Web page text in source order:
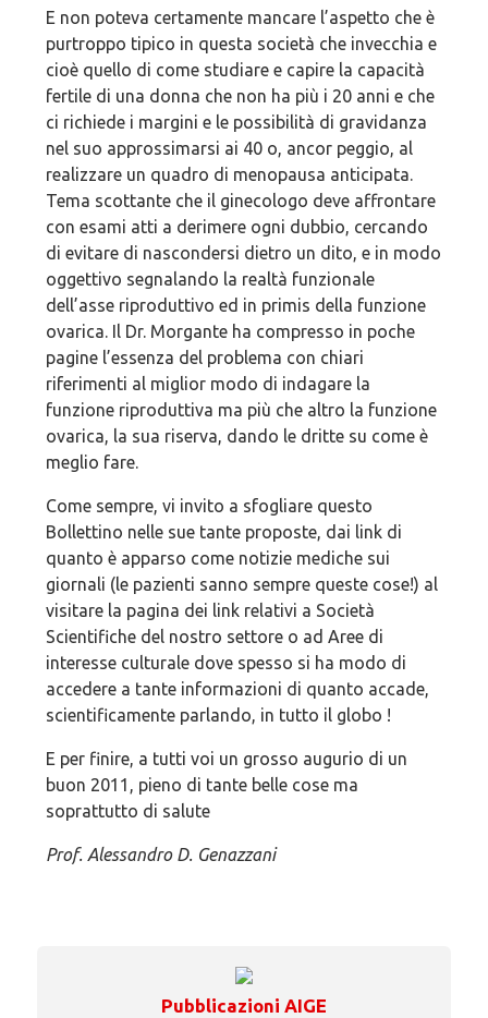
E non poteva certamente mancare l’aspetto che è
purtroppo tipico in questa società che invecchia e
cioè quello di come studiare e capire la capacità
fertile di una donna che non ha più i 20 anni e che
ci richiede i margini e le possibilità di gravidanza
nel suo approssimarsi ai 40 o, ancor peggio, al
realizzare un quadro di menopausa anticipata.
Tema scottante che il ginecologo deve affrontare
con esami atti a derimere ogni dubbio, cercando
di evitare di nascondersi dietro un dito, e in modo
oggettivo segnalando la realtà funzionale
dell’asse riproduttivo ed in primis della funzione
ovarica. Il Dr. Morgante ha compresso in poche
pagine l’essenza del problema con chiari
riferimenti al miglior modo di indagare la
funzione riproduttiva ma più che altro la funzione
ovarica, la sua riserva, dando le dritte su come è
meglio fare.
Come sempre, vi invito a sfogliare questo
Bollettino nelle sue tante proposte, dai link di
quanto è apparso come notizie mediche sui
giornali (le pazienti sanno sempre queste cose!) al
visitare la pagina dei link relativi a Società
Scientifiche del nostro settore o ad Aree di
interesse culturale dove spesso si ha modo di
accedere a tante informazioni di quanto accade,
scientificamente parlando, in tutto il globo !
E per finire, a tutti voi un grosso augurio di un
buon 2011, pieno di tante belle cose ma
soprattutto di salute
Prof. Alessandro D. Genazzani
Pubblicazioni AIGE